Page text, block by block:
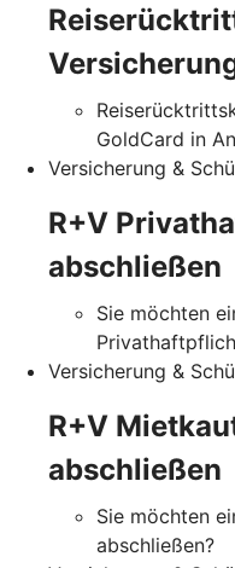
GoldCard in
Versicherung &
R+V
abschließen
Sie möchten
Versicherung &
R+V
abschließen
Sie möchten
abschließen?